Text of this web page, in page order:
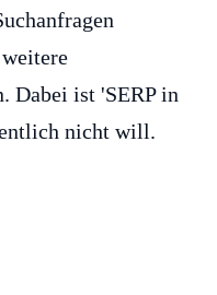
Dabei ist 'SERP in
nicht will.